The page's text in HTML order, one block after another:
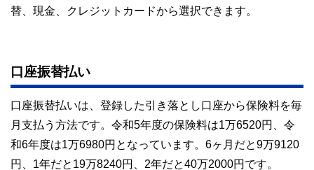
替、現金、クレジットカードから選択できます。
口座振替払い
口座振替払いは、登録した引き落とし口座から保険料を毎
月支払う方法です。令和5年度の保険料は1万6520円、令
和6年度は1万6980円となっています。6ヶ月だと9万9120
円、1年だと19万8240円、2年だと40万2000円です。